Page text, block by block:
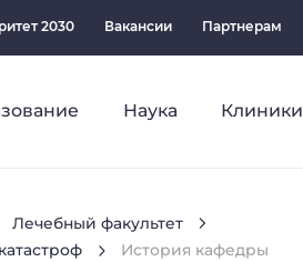
2030 Вакансии Партнерам
Наука Клиники
Лечебный факультет
История кафедры